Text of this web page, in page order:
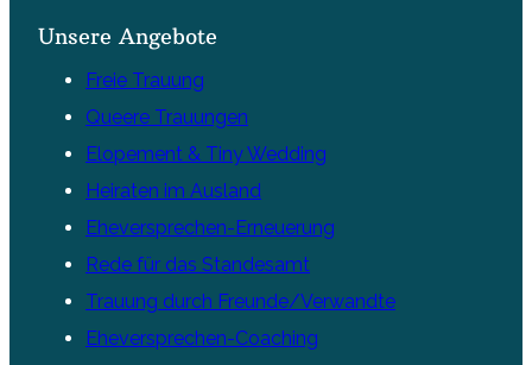
Unsere Angebote
Freie Trauung
Queere Trauungen
Elopement & Tiny Wedding
Heiraten im Ausland
Eheversprechen-Erneuerung
Rede für das Standesamt
Trauung durch Freunde/Verwandte
Eheversprechen-Coaching